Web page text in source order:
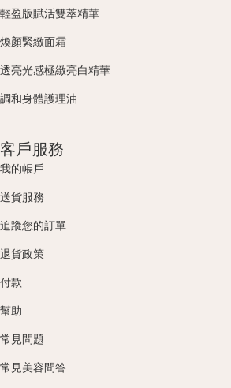
輕盈版賦活雙萃精華
煥顏緊緻面霜
透亮光感極緻亮白精華
調和身體護理油
客戶服務
我的帳戶
送貨服務
追蹤您的訂單
退貨政策
付款
幫助
常見問題
常見美容問答